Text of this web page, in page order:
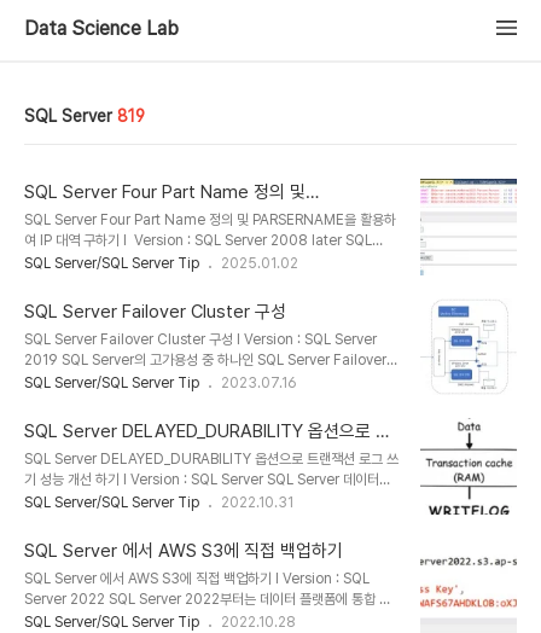
Data Science Lab
SQL Server 819
SQL Server Four Part Name 정의 및
PARSERNAME을 활용하여 IP 대역 구하기
SQL Server Four Part Name 정의 및 PARSERNAME을 활용하
여 IP 대역 구하기 l Version : SQL Server 2008 later SQL
Server를 운영하다 보면 Four Part Name 또는 Three Part
템에서 여러 데이터베이스 간에 개체(테이블, 뷰)를 참조하는데 사용
되는 명명 규칙을 의미한다.l Three-Part Name : 데이터베이스
이름, 스키마, 개체 이름을 포함ü 예:
DatabaseName.dbo.Employee)l Four-Part Name : 서버
이름을 포함하여 Three-Part Name부분을 확장ü 예:
SQL Server/SQL Server Tip 2025.01.02
SQL Server Failover Cluster 구성
SQL Server Failover Cluster 구성 l Version : SQL Server
2019 SQL Server의 고가용성 중 하나인 SQL Server Failover
Cluster (장애조치 클러스터) 인스턴스를 구성하는 방법에 대해서 알
Windows Failover Cluster이 먼저 구성되어 있어야 한다. 그리고
디스크 또한 공유 디스크를 사용이 필수이다. 이번 포스트에서는
Windows Failover Cluster 구성이 완료 되어 있다는 가정하에
SQL Server Failover Cluster만 구성하는 방법에 대해서 설명한
다. 이번 포스트에서 구성하려는 장애조치 클러스터의 구성은 아래 그
SQL Server/SQL Server Tip 2023.07.16
SQL Server DELAYED_DURABILITY 옵션으로 트
랜잭션 로그 쓰기 성능 개선 하기
SQL Server DELAYED_DURABILITY 옵션으로 트랜잭션 로그 쓰
기 성능 개선 하기 l Version : SQL Server SQL Server 데이터베
이스에는 모든 트랜잭션과 각 트랜잭션에 의해 적용된 데이터베이스
베이스의 매우 중요한 요소로 시스템 오류가 발생한 경우 데이터베이
스를 일관된 상태로 다시 전환하려면 이 로그가 필요하다. l 트랜잭션
로그 아키텍처 : https://learn.microsoft.com/en-
us/sql/relational-databases/sql-server-transaction-
log-architecture-and-management-guide?view=sql-
SQL Server/SQL Server Tip 2022.10.31
SQL Server 에서 AWS S3에 직접 백업하기
SQL Server 에서 AWS S3에 직접 백업하기 l Version : SQL
Server 2022 SQL Server 2022부터는 데이터 플랫폼에 통합 오
브젝트 스토리지를 도입하여 Azure Storage외에도 AWS S3 호환
SQL Server/SQL Server Tip 2022.10.28